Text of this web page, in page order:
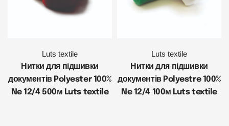
Luts textile
Нитки для підшивки
документів Polyester 100%
Ne 12/4 500м Luts textile
Luts textile
Нитки для підшивки
документів Polyestre 100%
Ne 12/4 100м Luts textile